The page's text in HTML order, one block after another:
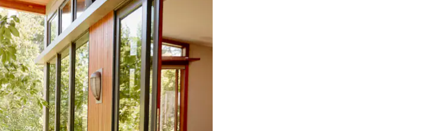
les parcourir ou en appuyant et en faisant glisser.